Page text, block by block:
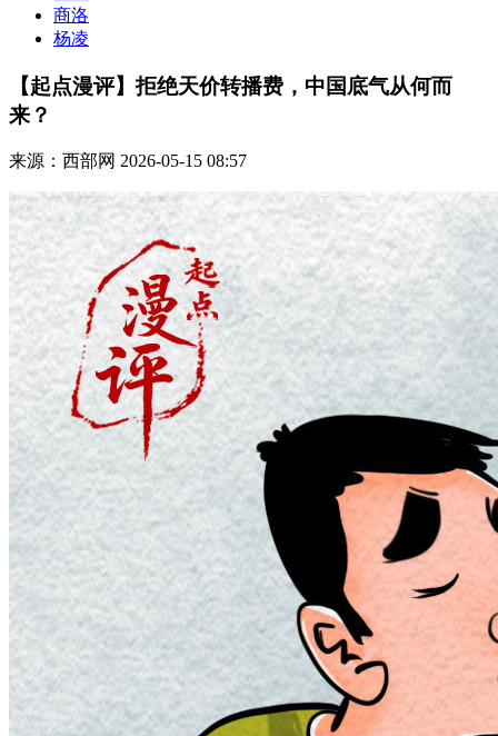
商洛
杨凌
【起点漫评】拒绝天价转播费，中国底气从何而
来？
来源：西部网 2026-05-15 08:57